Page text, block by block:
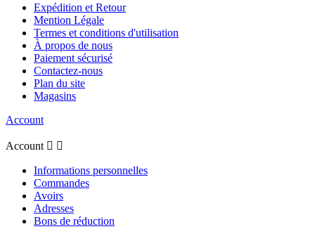
Expédition et Retour
Mention Légale
Termes et conditions d'utilisation
À propos de nous
Paiement sécurisé
Contactez-nous
Plan du site
Magasins
Account
Account  
Informations personnelles
Commandes
Avoirs
Adresses
Bons de réduction